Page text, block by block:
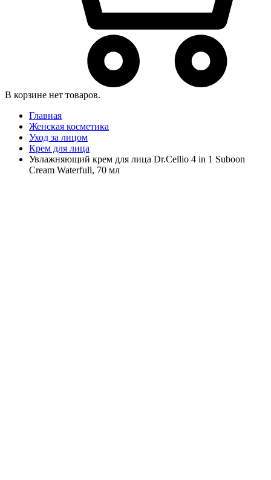
В корзине нет товаров.
Главная
Женская косметика
Уход за лицом
Крем для лица
Увлажняющий крем для лица Dr.Cellio 4 in 1 Suboon
Cream Waterfull, 70 мл